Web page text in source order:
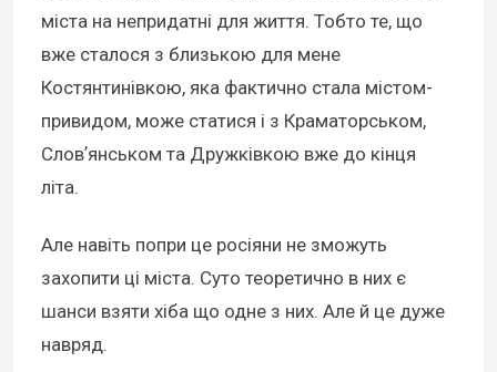
міста на непридатні для життя. Тобто те, що
вже сталося з близькою для мене
Костянтинівкою, яка фактично стала містом-
привидом, може статися і з Краматорськом,
Словʼянськом та Дружківкою вже до кінця
літа.
Але навіть попри це росіяни не зможуть
захопити ці міста. Суто теоретично в них є
шанси взяти хіба що одне з них. Але й це дуже
навряд.